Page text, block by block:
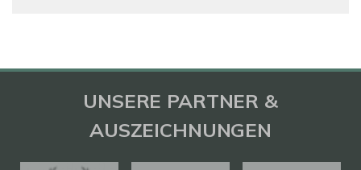
UNSERE PARTNER &
AUSZEICHNUNGEN